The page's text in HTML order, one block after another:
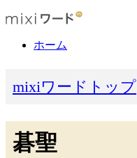
ホーム
mixiワードトップ
碁聖